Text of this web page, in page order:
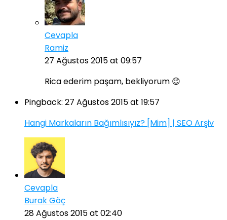
Cevapla
Ramiz
27 Ağustos 2015 at 09:57
Rica ederim paşam, bekliyorum 😉
Pingback: 27 Ağustos 2015 at 19:57
Hangi Markaların Bağımlısıyız? [Mim] | SEO Arşiv
Cevapla
Burak Göç
28 Ağustos 2015 at 02:40